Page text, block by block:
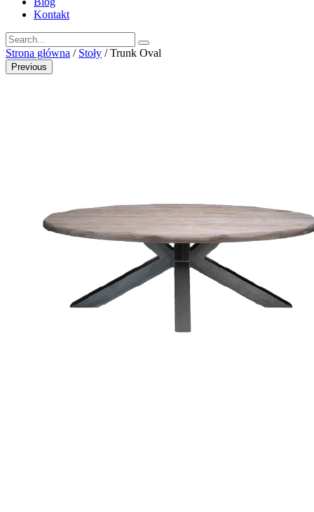
Kontakt
Strona główna / Stoły / Trunk Oval
Previous